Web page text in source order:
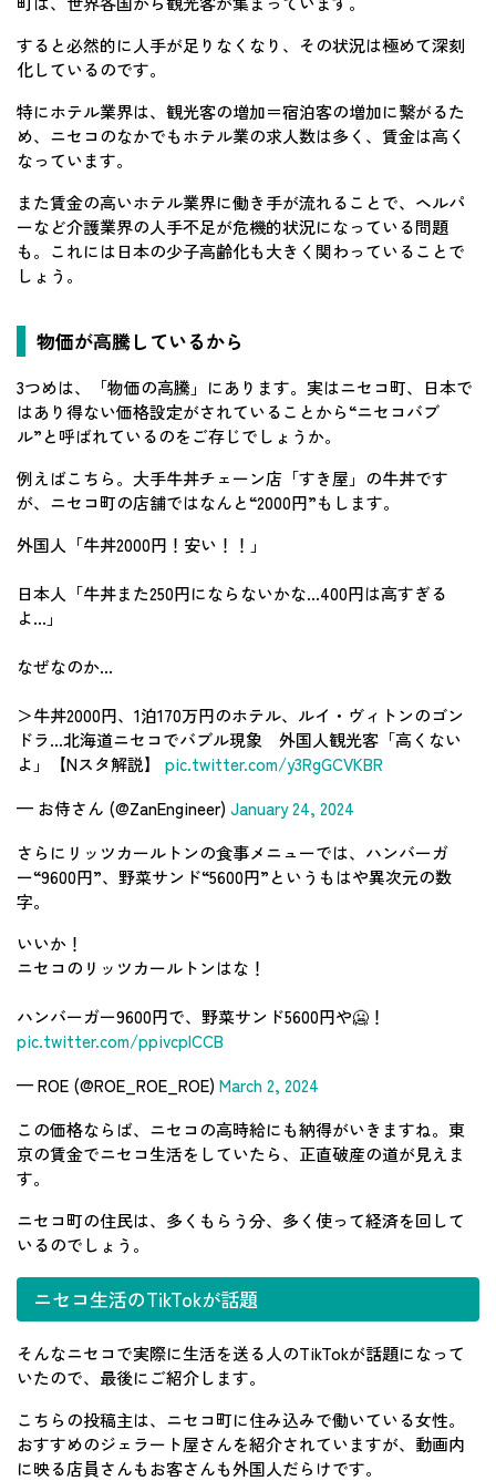
すると必然的に人手が足りなくなり、その状況は極めて深刻
化しているのです。
特にホテル業界は、観光客の増加＝宿泊客の増加に繋がるた
め、ニセコのなかでもホテル業の求人数は多く、賃金は高く
なっています。
また賃金の高いホテル業界に働き手が流れることで、ヘルパ
ーなど介護業界の人手不足が危機的状況になっている問題
も。これには日本の少子高齢化も大きく関わっていることで
しょう。
物価が高騰しているから
3つめは、「物価の高騰」にあります。実はニセコ町、日本で
はあり得ない価格設定がされていることから“ニセコバブ
ル”と呼ばれているのをご存じでしょうか。
例えばこちら。大手牛丼チェーン店「すき屋」の牛丼です
が、ニセコ町の店舗ではなんと“2000円”もします。
外国人「牛丼2000円！安い！！」
日本人「牛丼また250円にならないかな…400円は高すぎる
よ…」
なぜなのか…
＞牛丼2000円、1泊170万円のホテル、ルイ・ヴィトンのゴン
ドラ…北海道ニセコでバブル現象 外国人観光客「高くない
よ」【Nスタ解説】 pic.twitter.com/y3RgGCVKBR
— お侍さん (@ZanEngineer) January 24, 2024
さらにリッツカールトンの食事メニューでは、ハンバーガ
ー“9600円”、野菜サンド“5600円”というもはや異次元の数
字。
いいか！
ニセコのリッツカールトンはな！
ハンバーガー9600円で、野菜サンド5600円や🥶！
pic.twitter.com/ppivcplCCB
— ROE (@ROE_ROE_ROE) March 2, 2024
この価格ならば、ニセコの高時給にも納得がいきますね。東
京の賃金でニセコ生活をしていたら、正直破産の道が見えま
す。
ニセコ町の住民は、多くもらう分、多く使って経済を回して
いるのでしょう。
ニセコ生活のTikTokが話題
そんなニセコで実際に生活を送る人のTikTokが話題になって
いたので、最後にご紹介します。
こちらの投稿主は、ニセコ町に住み込みで働いている女性。
おすすめのジェラート屋さんを紹介されていますが、動画内
に映る店員さんもお客さんも外国人だらけです。